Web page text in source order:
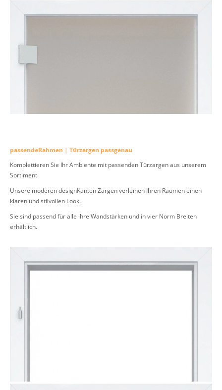
passendeRahmen | Türzargen passgenau
Komplettieren Sie Ihr Ambiente mit passenden Türzargen aus unserem
Sortiment.
Unsere moderen designKanten Zargen verleihen Ihren Räumen einen
klaren und stilvollen Look.
Sie sind passend für alle ihre Wandstärken und in vier Norm Breiten
erhältlich.